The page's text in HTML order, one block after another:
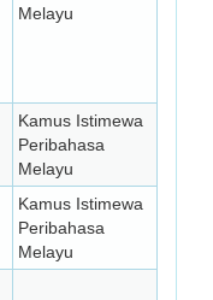
Melayu
Kamus Istimewa
Peribahasa
Melayu
Kamus Istimewa
Peribahasa
Melayu